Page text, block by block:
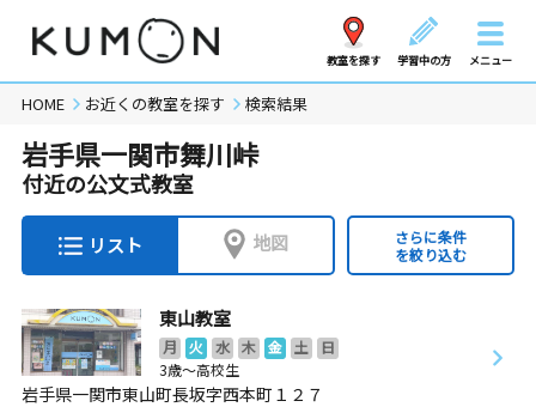
教室を探す 学習中の方 メニュー
HOME お近くの教室を探す 検索結果
岩手県一関市舞川峠
付近の公文式教室
リスト 地図
さらに条件
を絞り込む
東山教室
月 火 水 木 金 土
日
3歳～高校生
岩手県一関市東山町長坂字西本町１２７